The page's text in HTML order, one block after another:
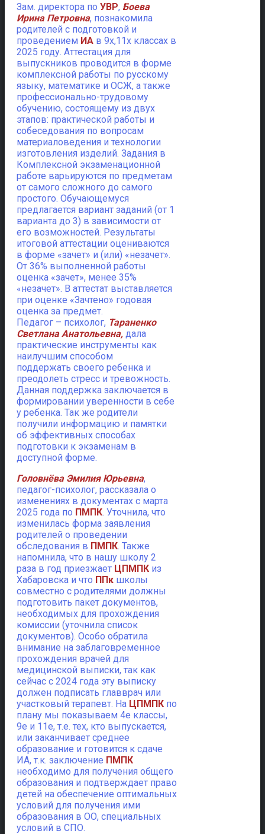
Зам. директора по УВР, Боева
Ирина Петровна, познакомила
родителей с подготовкой и
проведением ИА в 9х,11х классах в
2025 году. Аттестация для
выпускников проводится в форме
комплексной работы по русскому
языку, математике и ОСЖ, а также
профессионально-трудовому
обучению, состоящему из двух
этапов: практической работы и
собеседования по вопросам
материаловедения и технологии
изготовления изделий. Задания в
Комплексной экзаменационной
работе варьируются по предметам
от самого сложного до самого
простого. Обучающемуся
предлагается вариант заданий (от 1
варианта до 3) в зависимости от
его возможностей. Результаты
итоговой аттестации оцениваются
в форме «зачет» и (или) «незачет».
От 36% выполненной работы
оценка «зачет», менее 35%
«незачет». В аттестат выставляется
при оценке «Зачтено» годовая
оценка за предмет.
Педагог – психолог, Тараненко
Светлана Анатольевна, дала
практические инструменты как
наилучшим способом
поддержать своего ребенка и
преодолеть стресс и тревожность.
Данная поддержка заключается в
формировании уверенности в себе
у ребенка. Так же родители
получили информацию и памятки
об эффективных способах
подготовки к экзаменам в
доступной форме.
Головнёва Эмилия Юрьевна,
педагог-психолог, рассказала о
изменениях в документах с марта
2025 года по ПМПК. Уточнила, что
изменилась форма заявления
родителей о проведении
обследования в ПМПК. Также
напомнила, что в нашу школу 2
раза в год приезжает ЦПМПК из
Хабаровска и что ППк школы
совместно с родителями должны
подготовить пакет документов,
необходимых для прохождения
комиссии (уточнила список
документов). Особо обратила
внимание на заблаговременное
прохождения врачей для
медицинской выписки, так как
сейчас с 2024 года эту выписку
должен подписать главврач или
участковый терапевт. На ЦПМПК по
плану мы показываем 4е классы,
9е и 11е, т.е. тех, кто выпускается,
или заканчивает среднее
образование и готовится к сдаче
ИА, т.к. заключение ПМПК
необходимо для получения общего
образования и подтверждает право
детей на обеспечение оптимальных
условий для получения ими
образования в ОО, специальных
условий в СПО.